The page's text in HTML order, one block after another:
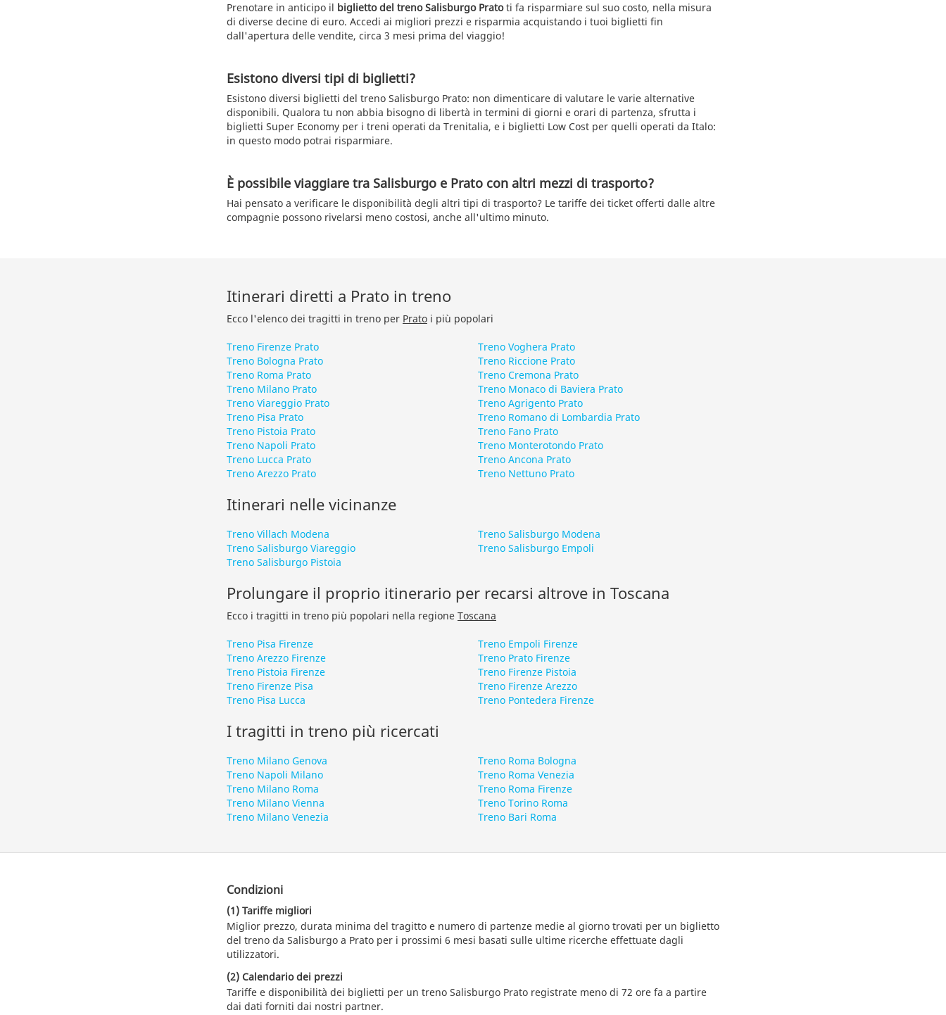
Prenotare in anticipo il biglietto del treno Salisburgo Pratoti fa risparmiare sul suo costo, nella misura
di diverse decine di euro. Accedi ai migliori prezzi e risparmia acquistando i tuoi biglietti fin
dall'apertura delle vendite, circa 3 mesi prima del viaggio!
Esistono diversi tipi di biglietti?
Esistono diversi biglietti del treno Salisburgo Prato: non dimenticare di valutare le varie alternative
disponibili. Qualora tu non abbia bisogno di libertà in termini di giorni e orari di partenza, sfrutta i
biglietti Super Economy per i treni operati da Trenitalia, e i biglietti Low Cost per quelli operati da Italo:
in questo modo potrai risparmiare.
È possibile viaggiare tra Salisburgo e Prato con altri mezzi di trasporto?
Hai pensato a verificare le disponibilità degli altri tipi di trasporto? Le tariffe dei ticket offerti dalle altre
compagnie possono rivelarsi meno costosi, anche all'ultimo minuto.
Itinerari diretti a Prato in treno
Ecco l'elenco dei tragitti in treno per Prato i più popolari
Treno Firenze Prato
Treno Bologna Prato
Treno Roma Prato
Treno Milano Prato
Treno Viareggio Prato
Treno Pisa Prato
Treno Pistoia Prato
Treno Napoli Prato
Treno Lucca Prato
Treno Arezzo Prato
Treno Voghera Prato
Treno Riccione Prato
Treno Cremona Prato
Treno Monaco di Baviera Prato
Treno Agrigento Prato
Treno Romano di Lombardia Prato
Treno Fano Prato
Treno Monterotondo Prato
Treno Ancona Prato
Treno Nettuno Prato
Itinerari nelle vicinanze
Treno Villach Modena
Treno Salisburgo Viareggio
Treno Salisburgo Pistoia
Treno Salisburgo Modena
Treno Salisburgo Empoli
Prolungare il proprio itinerario per recarsi altrove in Toscana
Ecco i tragitti in treno più popolari nella regione Toscana
Treno Pisa Firenze
Treno Arezzo Firenze
Treno Pistoia Firenze
Treno Firenze Pisa
Treno Pisa Lucca
Treno Empoli Firenze
Treno Prato Firenze
Treno Firenze Pistoia
Treno Firenze Arezzo
Treno Pontedera Firenze
I tragitti in treno più ricercati
Treno Milano Genova
Treno Napoli Milano
Treno Milano Roma
Treno Milano Vienna
Treno Milano Venezia
Treno Roma Bologna
Treno Roma Venezia
Treno Roma Firenze
Treno Torino Roma
Treno Bari Roma
Condizioni
(1) Tariffe migliori
Miglior prezzo, durata minima del tragitto e numero di partenze medie al giorno trovati per un biglietto
del treno da Salisburgo a Prato per i prossimi 6 mesi basati sulle ultime ricerche effettuate dagli
utilizzatori.
(2) Calendario dei prezzi
Tariffe e disponibilità dei biglietti per un treno Salisburgo Prato registrate meno di 72 ore fa a partire
dai dati forniti dai nostri partner.